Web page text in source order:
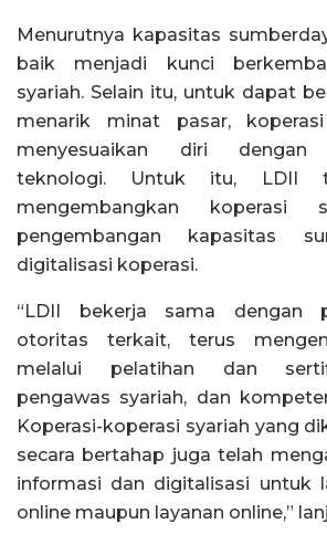
Menurutnya kapasitas
baik menjadi kunci
syariah. Selain itu, untuk dapat
menarik minat pasar,
menyesuaikan diri dengan
teknologi. Untuk itu, LDII
mengembangkan koperasi
pengembangan kapasitas
digitalisasi koperasi.
“LDII bekerja sama dengan
otoritas terkait, terus
melalui pelatihan dan
pengawas syariah, dan
Koperasi-koperasi syariah yang
secara bertahap juga telah
informasi dan digitalisasi untuk
online maupun layanan online,”